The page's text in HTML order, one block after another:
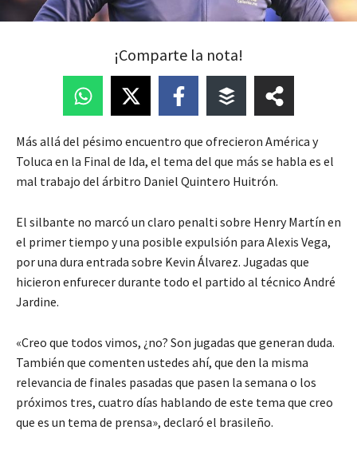
¡Comparte la nota!
Más allá del pésimo encuentro que ofrecieron América y
Toluca en la Final de Ida, el tema del que más se habla es el
mal trabajo del árbitro Daniel Quintero Huitrón.
El silbante no marcó un claro penalti sobre Henry Martín en
el primer tiempo y una posible expulsión para Alexis Vega,
por una dura entrada sobre Kevin Álvarez. Jugadas que
hicieron enfurecer durante todo el partido al técnico André
Jardine.
«Creo que todos vimos, ¿no? Son jugadas que generan duda.
También que comenten ustedes ahí, que den la misma
relevancia de finales pasadas que pasen la semana o los
próximos tres, cuatro días hablando de este tema que creo
que es un tema de prensa», declaró el brasileño.